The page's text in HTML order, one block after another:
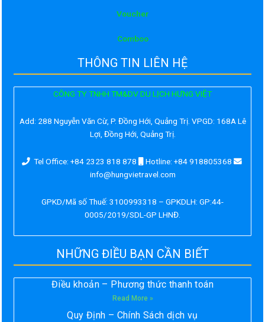
Voucher
Comboo
THÔNG TIN LIÊN HỆ
CÔNG TY TNHH TM&DV DU LỊCH HƯNG VIỆT
Add: 288 Nguyễn Văn Cừ, P. Đồng Hới, Quảng Trị. VPGD: 168A Lê
Lợi, Đồng Hới, Quảng Trị.
Tel Office: +84 2323 818 878
Hotline: +84 918805368
info@hungvietravel.com
GPKD/Mã số Thuế: 3100993318 – GPKDLH: GP:44-
0005/2019/SDL-GP LHNĐ.
NHỮNG ĐIỀU BẠN CẦN BIẾT
Điều khoản – Phương thức thanh toán
Read More »
Quy Định – Chính Sách dịch vụ